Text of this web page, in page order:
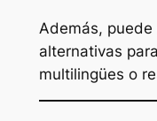
Además,
alternativas
multilingües o